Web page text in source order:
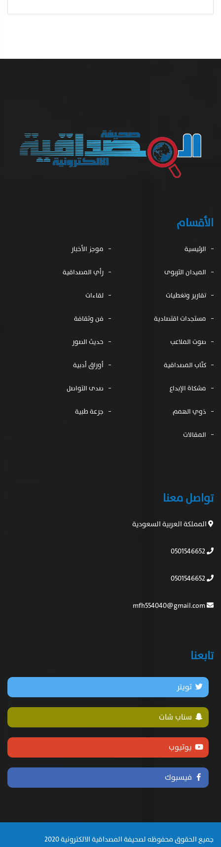
الأقسام
الرئيسية موجز الأخبار
الميدان التربوى رأي المصداقية
تقارير وتغطيات لقاءات
مستجدات اقتصادية فن وثقافة
صوت الملاعب حديث الصور
كتّاب المصداقية أوراق أدبية
مشكاة الإبداع صدى التواصل
ذوي الهمم جرعة طبية
المقالات
تواصل معنا
المملكة العربية السعودية
تابعنا
تويتر
سناب شات
يوتيوب
فيسبوك
جميع الحقوق محفوظه لصحيفة المصداقية الالكترونية 2020